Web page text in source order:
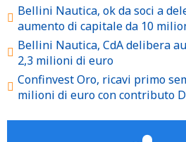
Bellini Nautica, ok da soci a
aumento di capitale da 10
Bellini Nautica, CdA delibera
2,3 milioni di euro
Confinvest Oro, ricavi primo
milioni di euro con contributo